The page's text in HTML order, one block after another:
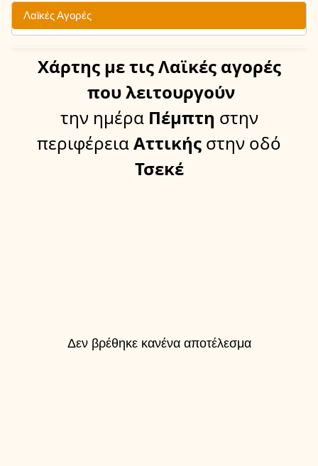
Λαϊκές Αγορές
Χάρτης με τις Λαϊκές αγορές
που λειτουργούν
την ημέραΠέμπτη στην
περιφέρειαΑττικής στην οδό
Τσεκέ
Δεν βρέθηκε κανένα αποτέλεσμα